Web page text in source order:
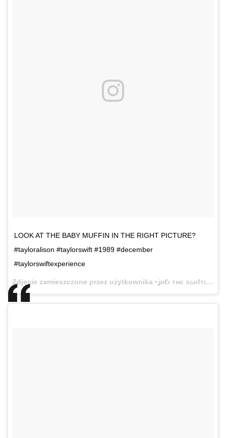
LOOK AT THE BABY MUFFIN IN THE RIGHT PICTURE?
#tayloralison #taylorswift #1989 #december
#taylorswiftexperience
Zdjęcie zamieszczone przez użytkownika •ʝυℓι тнє ѕωιfтιє• (@swiftie_strong)